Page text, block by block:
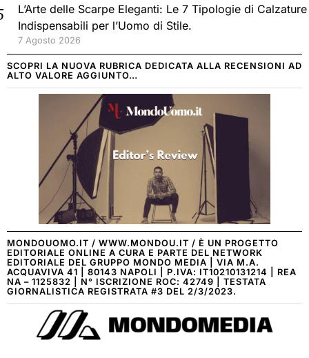
L’Arte delle Scarpe Eleganti: Le 7 Tipologie di Calzature
Indispensabili per l’Uomo di Stile.
7 Agosto 2026
SCOPRI LA NUOVA RUBRICA DEDICATA ALLA RECENSIONI AD
ALTO VALORE AGGIUNTO…
MONDOUOMO.IT / WWW.MONDOU.IT / È UN PROGETTO
EDITORIALE ONLINE A CURA E PARTE DEL NETWORK
EDITORIALE DEL GRUPPO MONDO MEDIA | VIA M.A.
ACQUAVIVA 41 | 80143 NAPOLI | P.IVA: IT10210131214 | REA
NA – 1125832 | N° ISCRIZIONE ROC: 42749 | TESTATA
GIORNALISTICA REGISTRATA #3 DEL 2/3/2023.